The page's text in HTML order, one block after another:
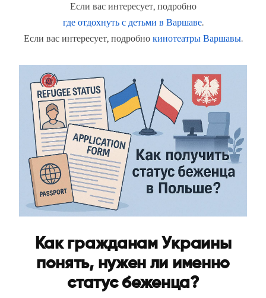
Если вас интересует, подробно
где отдохнуть с детьми в Варшаве.
Если вас интересует, подробно кинотеатры Варшавы.
Как гражданам Украины
понять, нужен ли именно
статус беженца?